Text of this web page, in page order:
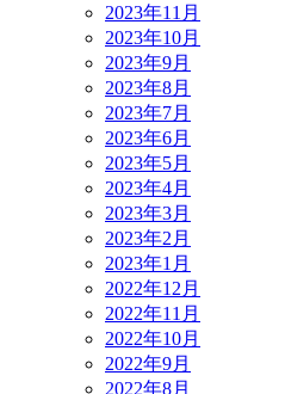
2023年11月
2023年10月
2023年9月
2023年8月
2023年7月
2023年6月
2023年5月
2023年4月
2023年3月
2023年2月
2023年1月
2022年12月
2022年11月
2022年10月
2022年9月
2022年8月